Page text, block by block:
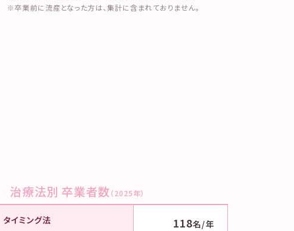
卒業前に流産となった方は、集計に含まれておりません。
治療法別 卒業者数 （2025年）
タイミング法 118名/年